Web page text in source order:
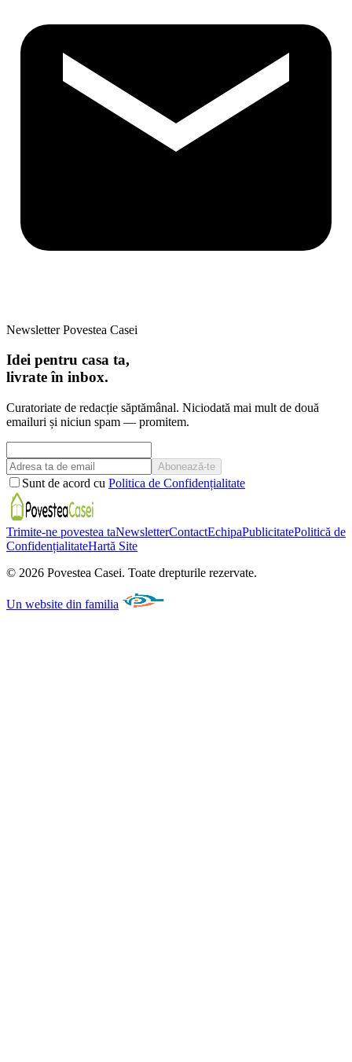
Newsletter Povestea Casei
Idei pentru casa ta,
livrate în inbox.
Curatoriate de redacție săptămânal. Niciodată mai mult de două
emailuri și niciun spam — promitem.
Abonează-te
Sunt de acord cu Politica de Confidențialitate
Trimite-ne povestea taNewsletterContactEchipaPublicitatePolitică de
ConfidențialitateHartă Site
© 2026 Povestea Casei. Toate drepturile rezervate.
Un website din familia